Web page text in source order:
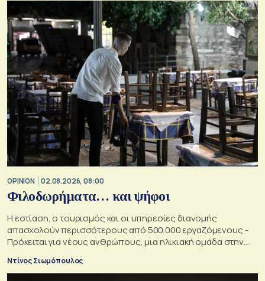
OPINION 02.08.2026, 08:00
Φιλοδωρήματα… και ψήφοι
Η εστίαση, ο τουρισμός και οι υπηρεσίες διανομής
απασχολούν περισσότερους από 500.000 εργαζόμενους -
Πρόκειται για νέους ανθρώπους, μια ηλικιακή ομάδα στην
Ντίνος Σιωμόπουλος